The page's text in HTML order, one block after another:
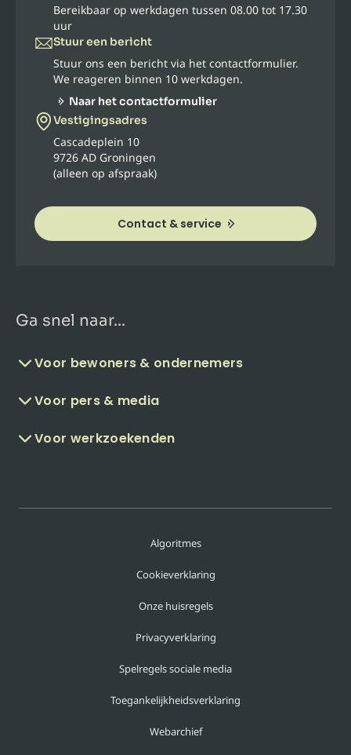
Bereikbaar op werkdagen tussen 08.00 tot 17.30
uur
Stuur een bericht
Stuur ons een bericht via het contactformulier.
We reageren binnen 10 werkdagen.
Naar het contactformulier
Vestigingsadres
Cascadeplein 10
9726 AD Groningen
(alleen op afspraak)
Contact & service
Ga snel naar...
Voor bewoners & ondernemers
Voor pers & media
Voor werkzoekenden
Algoritmes
Cookieverklaring
Onze huisregels
Privacyverklaring
Spelregels sociale media
Toegankelijkheidsverklaring
Webarchief